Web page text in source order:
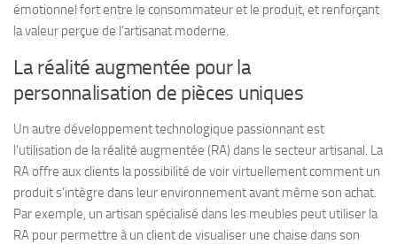
émotionnel fort entre le consommateur et le produit, et renforçant
la valeur perçue de l’artisanat moderne.
La réalité augmentée pour la
personnalisation de pièces uniques
Un autre développement technologique passionnant est
l’utilisation de la réalité augmentée (RA) dans le secteur artisanal. La
RA offre aux clients la possibilité de voir virtuellement comment un
produit s’intègre dans leur environnement avant même son achat.
Par exemple, un artisan spécialisé dans les meubles peut utiliser la
RA pour permettre à un client de visualiser une chaise dans son